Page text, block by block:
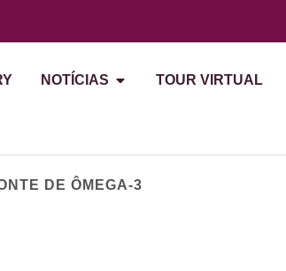
NOTÍCIAS TOUR VIRTUAL
DE ÔMEGA-3